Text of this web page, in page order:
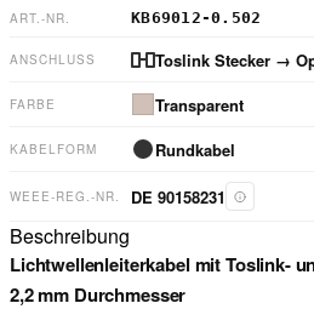
ART.-NR. KB69012-0.502
ANSCHLUSS Toslink Stecker →
FARBE Transparent
KABELFORM Rundkabel
WEEE-REG.-NR. DE 90158231
Beschreibung
Lichtwellenleiterkabel mit Toslink-
2,2 mm Durchmesser